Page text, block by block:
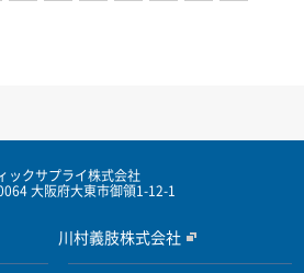
ックサプライ株式会社
大阪府大東市御領1-12-1
川村義肢株式会社